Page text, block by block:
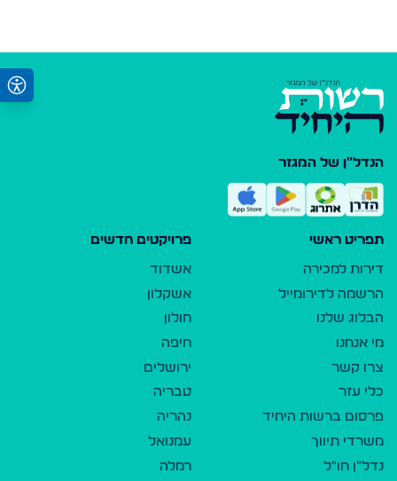
הנדל"ן של המגזר
תפריט ראשי
דירות למכירה
הרשמה לדירומייל
הבלוג שלנו
מי אנחנו
צרו קשר
כלי עזר
פרסום ברשות היחיד
משרדי תיווך
נדל"ן חו"ל
פרויקטים חדשים
אשדוד
אשקלון
חולון
חיפה
ירושלים
טבריה
נהריה
עמנואל
רמלה